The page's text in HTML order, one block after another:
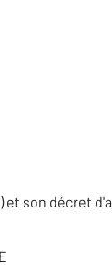
son décret